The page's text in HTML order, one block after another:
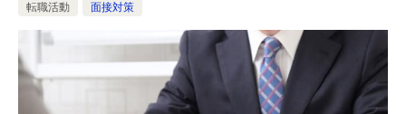
転職活動
面接対策